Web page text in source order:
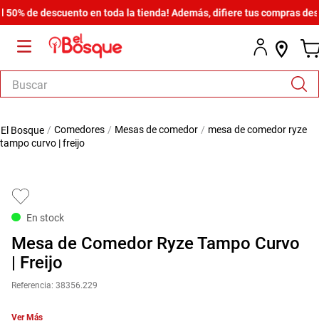
de descuento en toda la tienda! Además, difiere tus compras desde
Buscar
comedores mesas de comedor
mesa de comedor ryze
tampo curvo | freijo
En stock
Mesa de Comedor Ryze Tampo Curvo
| Freijo
Referencia: 38356.229
Ver Más
1.
salas
.
zapatera
.
cama
7.
armario lux